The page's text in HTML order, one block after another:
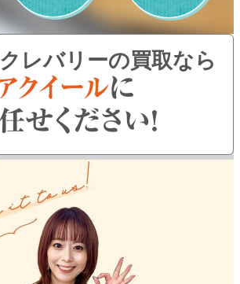
0120-29-5302
9:00〜18:00（年中無休※年末年始は除く）
お申し込みフォーム
レバリーの買取なら